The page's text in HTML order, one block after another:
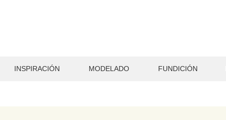
INSPIRACIÓN MODELADO FUNDICIÓN